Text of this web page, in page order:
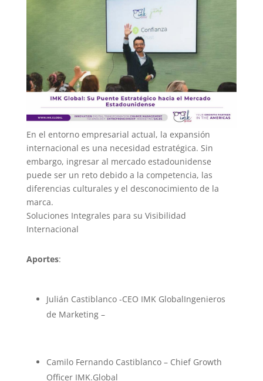
En el entorno empresarial actual, la expansión
internacional es una necesidad estratégica. Sin
embargo, ingresar al mercado estadounidense
puede ser un reto debido a la competencia, las
diferencias culturales y el desconocimiento de la
marca.
Soluciones Integrales para su Visibilidad
Internacional
Aportes:
Julián Castiblanco -CEO IMK GlobalIngenieros
de Marketing –
Camilo Fernando Castiblanco – Chief Growth
Officer IMK.Global